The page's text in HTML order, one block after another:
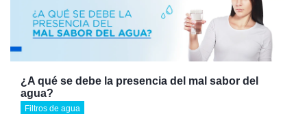
¿A qué se debe la presencia del mal sabor del
agua?
Filtros de agua